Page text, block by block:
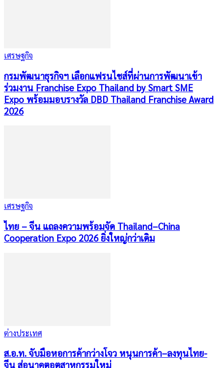
เศรษฐกิจ
กรมพัฒนาธุรกิจฯ เลือกแฟรนไชส์ที่ผ่านการพัฒนาเข้า
ร่วมงาน Franchise Expo Thailand by Smart SME
Expo พร้อมมอบรางวัล DBD Thailand Franchise Award
2026
เศรษฐกิจ
ไทย – จีน แถลงความพร้อมจัด Thailand–China
Cooperation Expo 2026 ยิ่งใหญ่กว่าเดิม
ต่างประเทศ
ส.อ.ท. จับมือหอการค้ากว่างโจว หนุนการค้า–ลงทุนไทย-
จีน สู่อนาคตอุตสาหกรรมใหม่